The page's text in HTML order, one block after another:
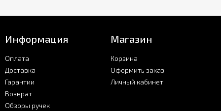
Информация
Оплата
Доставка
Гарантии
Возврат
Обзоры ручек
Магазин
Корзина
Оформить заказ
Личный кабинет